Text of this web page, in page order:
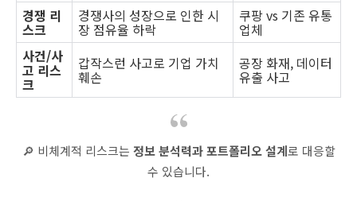
경쟁 리
스크
경쟁사의 성장으로 인한 시
장 점유율 하락
쿠팡 vs 기존 유통
업체
사건/사
고 리스
크
갑작스런 사고로 기업 가치
훼손
공장 화재, 데이터
유출 사고
🔎 비체계적 리스크는 정보 분석력과 포트폴리오 설계로 대응할
수 있습니다.